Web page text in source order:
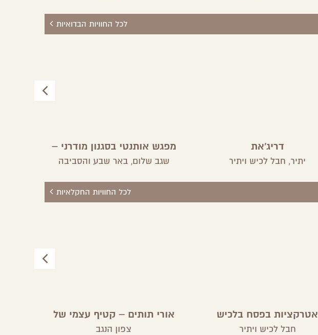
לכל החוויות הבדואיות
דריג'את
יתיר, חבל לכיש ויתיר
מפגש אותנטי בסגנון מודרני –
פאטמה אבו שריפה
שגב שלום,באר שבע והסביבה
לכל החוויות החקלאיות
אטרקציות בפסח בלכיש
חבל לכיש ויתיר
אורי תותים – קטיף עצמי של
תות תלוי
צפון הנגב